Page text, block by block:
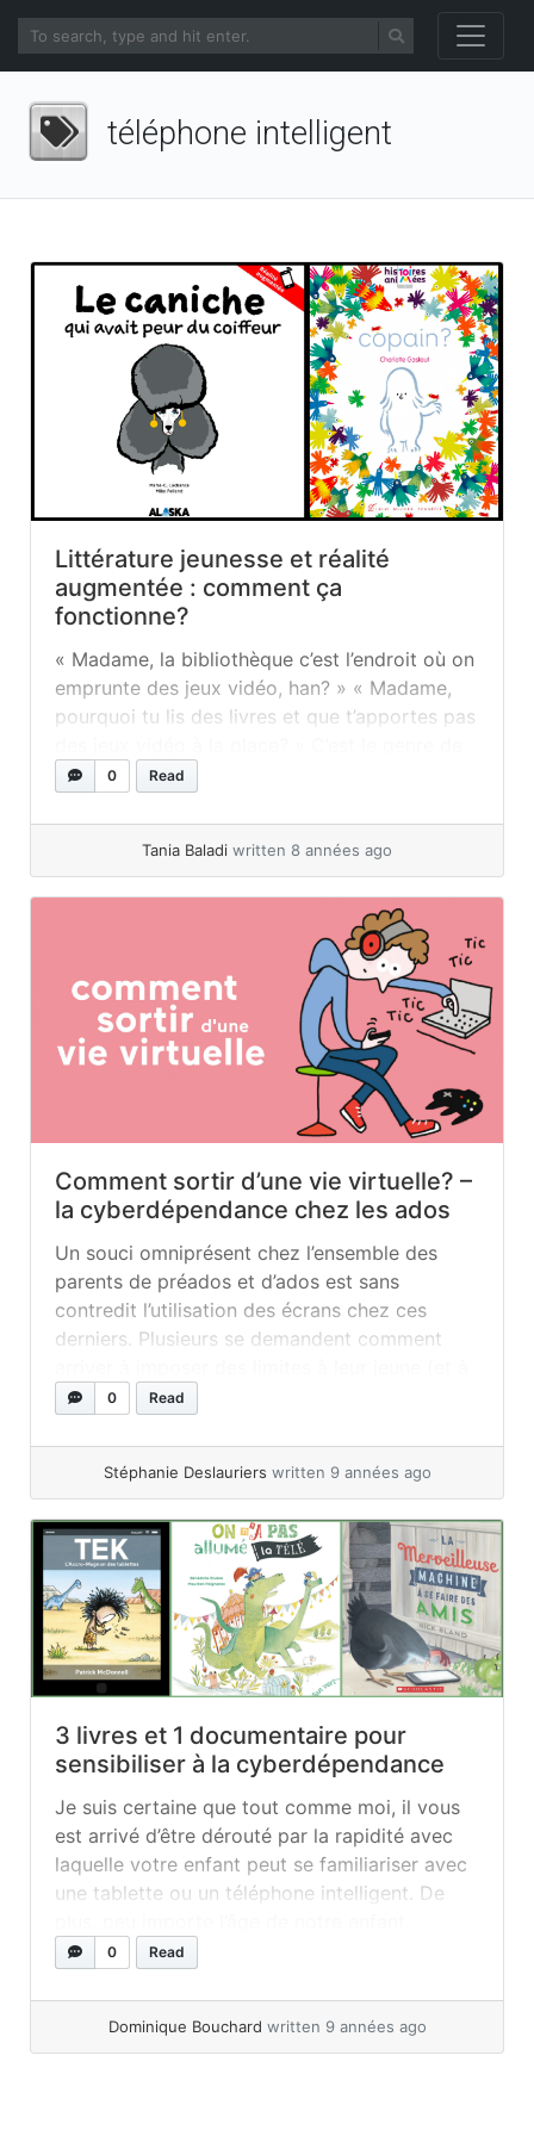
téléphone intelligent
Littérature jeunesse et réalité
augmentée : comment ça
fonctionne?
« Madame, la bibliothèque c’est l’endroit où on
emprunte des jeux vidéo, han? » « Madame,
pourquoi tu lis des livres et que t’apportes pas
commentaires que je reçois parfois de la part
en bibliothèque… On connait... »read more
0 Read
Tania Baladi written 8 années ago
Comment sortir d’une vie virtuelle? –
la cyberdépendance chez les ados
Un souci omniprésent chez l’ensemble des
parents de préados et d’ados est sans
contredit l’utilisation des écrans chez ces
derniers. Plusieurs se demandent comment
les faire respecter !), comment gérer le temps
les sites visités, comment adoucir l’impact de
la... »read more
0 Read
Stéphanie Deslauriers written 9 années ago
3 livres et 1 documentaire pour
sensibiliser à la cyberdépendance
Je suis certaine que tout comme moi, il vous
est arrivé d’être dérouté par la rapidité avec
laquelle votre enfant peut se familiariser avec
une tablette ou un téléphone intelligent. De
plusieurs sources de conflit sont causées par
l’achat d’une... »read more
0 Read
Dominique Bouchard written 9 années ago